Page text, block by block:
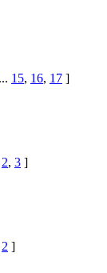
... 15, 16, 17 ]
2, 3 ]
2 ]